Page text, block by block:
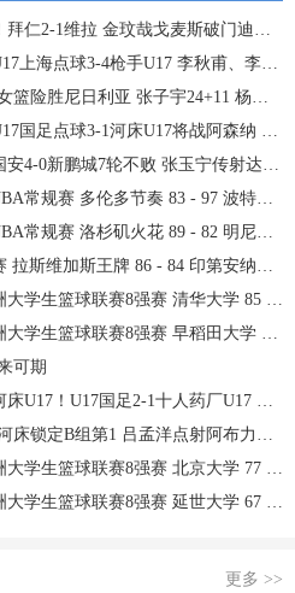
1维拉 金玟哉戈麦斯破门迪亚斯替补建功
3-4枪手U17 李秋甫、李文博失点王启戎扑点
胜尼日利亚 张子宇24+11 杨舒予12+6
3-1河床U17将战阿森纳 江宇涵替补两扑点
城7轮不败 张玉宁传射达万双响法比奥破门
赛 多伦多节奏 83 - 97 波特兰火焰 集锦
洛杉矶火花 89 - 82 明尼苏达山猫 全场集锦
加斯王牌 86 - 84 印第安纳狂热 全场集锦
联赛8强赛 清华大学 85 - 81 菲律宾大学 集锦
联赛8强赛 早稻田大学 78 - 71 高丽大学 集锦
可期
国足2-1十人药厂U17 赵松源登场1分钟传射
组第1 吕孟洋点射阿布力米破门 将战A组第2
联赛8强赛 北京大学 77 - 79 上海交通大学 集锦
球联赛8强赛 延世大学 67 - 72 政治大学 集锦
更多 >>